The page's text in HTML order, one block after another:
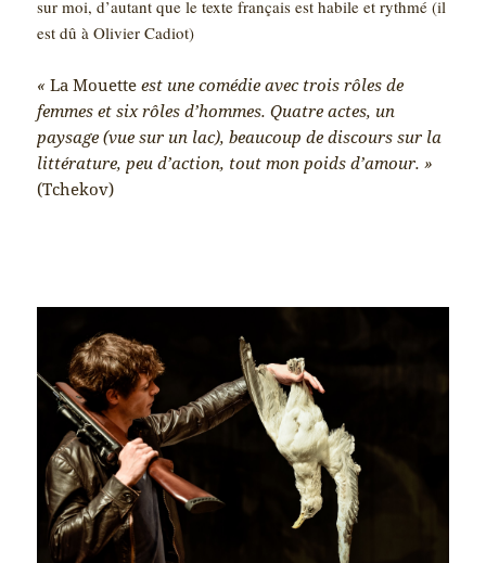
sur moi, d’autant que le texte français est habile et rythmé (il
est dû à Olivier Cadiot)
«La Mouetteest une comédie avec trois rôles de
femmes et six rôles d’hommes. Quatre actes, un
paysage (vue sur un lac), beaucoup de discours sur la
littérature, peu d’action, tout mon poids d’amour. »
(Tchekov)